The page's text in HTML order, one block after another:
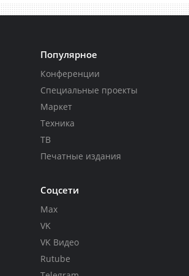
Популярное
Конференции
Специальные проекты
Маркет
Техника
ТВ
Печатные издания
Соцсети
Max
VK
VK Видео
Rutube